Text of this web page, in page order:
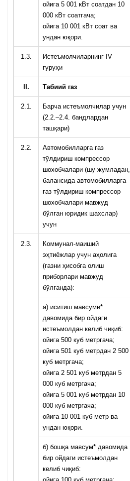
ойига 5 001 кВт соатдан 10
000 кВт соатгача;
ойига 10 001 кВт соат ва
ундан юқори.
1.3.
Истеъмолчиларнинг IV
гуруҳи
. Табиий газ
2.1.
Барча истеъмолчилар учун
(2.2.–2.4. бандлардан
ташқари)
2.2.
Автомобилларга газ
тўлдириш компрессор
шохобчалари (шу жумладан,
балансида автомобилларга
газ тўлдириш компрессор
шохобчалари мавжуд
бўлган юридик шахслар)
учун
2.3.
Коммунал-маиший
эҳтиёжлар учун аҳолига
(газни ҳисобга олиш
приборлари мавжуд
бўлганда):
а) иситиш мавсуми*
давомида бир ойдаги
истеъмолдан келиб чиқиб:
ойига 500 куб метргача;
ойига 501 куб метрдан 2 500
куб метргача;
ойига 2 501 куб метрдан 5
000 куб метргача;
ойига 5 001 куб метрдан 10
000 куб метргача;
ойига 10 001 куб метр ва
ундан юқори.
б) бошқа мавсум* давомида
бир ойдаги истеъмолдан
келиб чиқиб: